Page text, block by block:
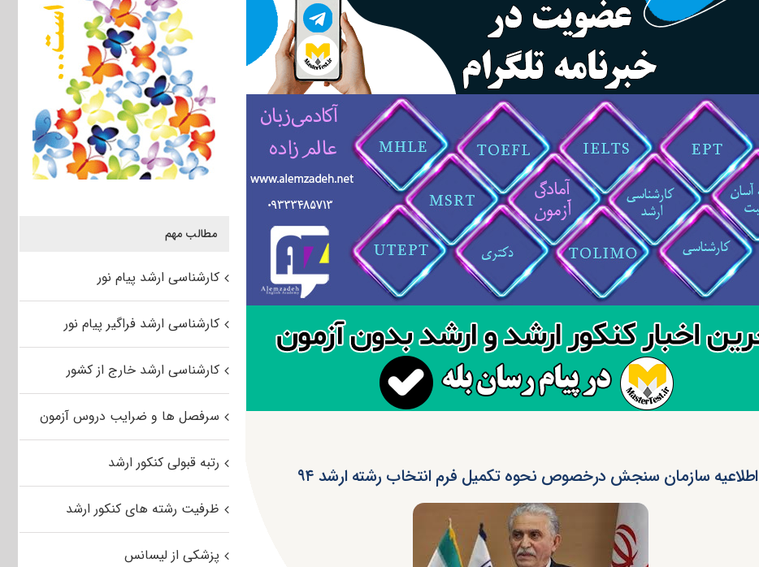
اطلاعیه سازمان سنجش درخصوص نحوه تکمیل فرم انتخاب رشته‌ ارشد ۹۴
مطالب مهم
کارشناسی ارشد پیام نور
کارشناسی ارشد فراگیر پیام نور
کارشناسی ارشد خارج از کشور
سرفصل ها و ضرایب دروس آزمون
رتبه قبولی کنکور ارشد
ظرفیت رشته های کنکور ارشد
پزشکی از لیسانس